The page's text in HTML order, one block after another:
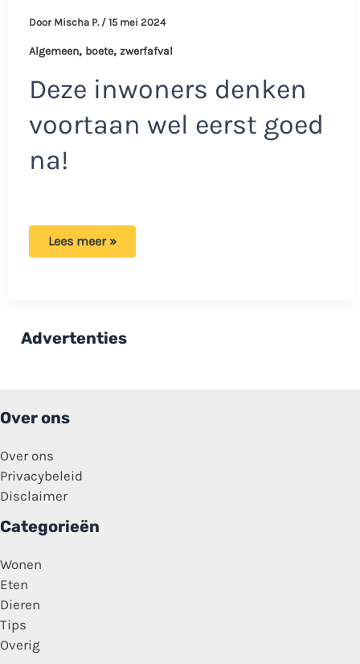
Door Mischa P. / 15 mei 2024
Algemeen, boete, zwerfafval
Deze inwoners denken
voortaan wel eerst goed
na!
In
afval
Lees meer »
Advertenties
Over ons
Over ons
Privacybeleid
Disclaimer
Categorieën
Wonen
Eten
Dieren
Tips
Overig